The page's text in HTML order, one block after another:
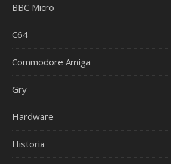
BBC Micro
C64
Commodore Amiga
Gry
Hardware
Historia